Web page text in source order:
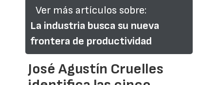
Ver más artículos sobre:
La industria busca su nueva
frontera de productividad
José Agustín Cruelles